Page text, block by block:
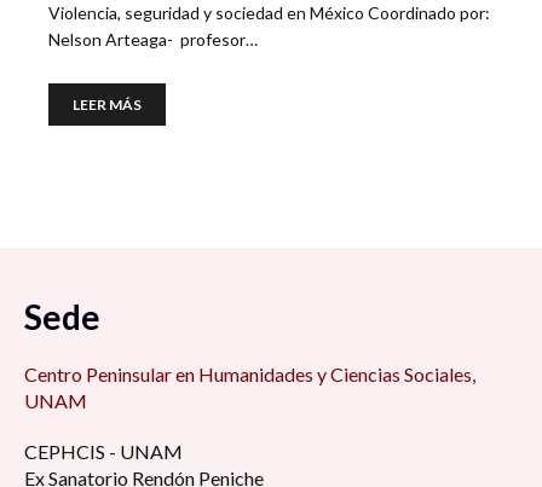
Violencia, seguridad y sociedad en México Coordinado por:
Nelson Arteaga- profesor…
LEER MÁS
Sede
Centro Peninsular en Humanidades y Ciencias Sociales,
UNAM
CEPHCIS - UNAM
Ex Sanatorio Rendón Peniche